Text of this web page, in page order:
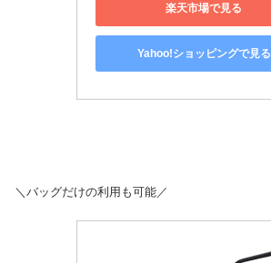
楽天市場で見る
Yahoo!ショッピングで見る
＼バッグだけの利用も可能／